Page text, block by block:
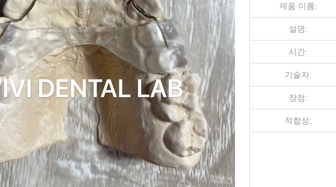
제품 이름:
설명:
시간:
기술자:
장점:
적합성: